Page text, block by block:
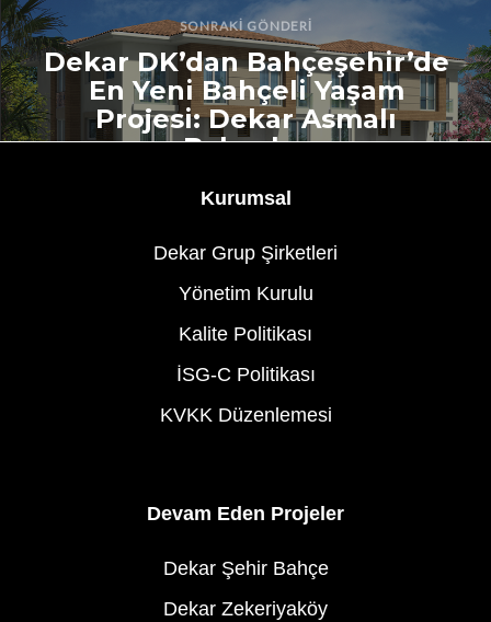
SONRAKI GÖNDERI
Dekar DK’dan Bahçeşehir’de
En Yeni Bahçeli Yaşam
Projesi: Dekar Asmalı
Bahçeler
Kurumsal
Dekar Grup Şirketleri
Yönetim Kurulu
Kalite Politikası
İSG-C Politikası
KVKK Düzenlemesi
Devam Eden Projeler
Dekar Şehir Bahçe
Dekar Zekeriyaköy